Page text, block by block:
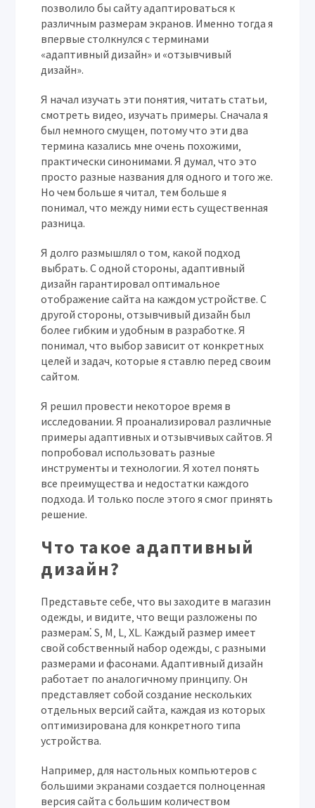
позволило бы сайту адаптироваться к
различным размерам экранов. Именно тогда я
впервые столкнулся с терминами
«адаптивный дизайн» и «отзывчивый
дизайн».
Я начал изучать эти понятия‚ читать статьи‚
смотреть видео‚ изучать примеры. Сначала я
был немного смущен‚ потому что эти два
термина казались мне очень похожими‚
практически синонимами. Я думал‚ что это
просто разные названия для одного и того же.
Но чем больше я читал‚ тем больше я
понимал‚ что между ними есть существенная
разница.
Я долго размышлял о том‚ какой подход
выбрать. С одной стороны‚ адаптивный
дизайн гарантировал оптимальное
отображение сайта на каждом устройстве. С
другой стороны‚ отзывчивый дизайн был
более гибким и удобным в разработке. Я
понимал‚ что выбор зависит от конкретных
целей и задач‚ которые я ставлю перед своим
сайтом.
Я решил провести некоторое время в
исследовании. Я проанализировал различные
примеры адаптивных и отзывчивых сайтов. Я
попробовал использовать разные
инструменты и технологии. Я хотел понять
все преимущества и недостатки каждого
подхода. И только после этого я смог принять
решение.
Что такое адаптивный
дизайн?
Представьте себе‚ что вы заходите в магазин
одежды‚ и видите‚ что вещи разложены по
размерам⁚ S‚ M‚ L‚ XL. Каждый размер имеет
свой собственный набор одежды‚ с разными
размерами и фасонами. Адаптивный дизайн
работает по аналогичному принципу. Он
представляет собой создание нескольких
отдельных версий сайта‚ каждая из которых
оптимизирована для конкретного типа
устройства.
Например‚ для настольных компьютеров с
большими экранами создается полноценная
версия сайта с большим количеством